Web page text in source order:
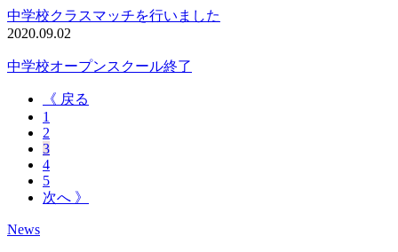
中学校クラスマッチを行いました
2020.09.02
中学校オープンスクール終了
《 戻る
1
2
3
4
5
次へ 》
News